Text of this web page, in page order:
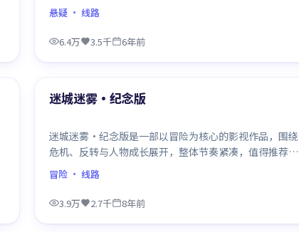
悬疑 · 线路
6.4万 3.5千 6年前
最新
迷城迷雾·纪念版
迷城迷雾·纪念版是一部以冒险为核心的影视作品，围绕
危机、反转与人物成长展开，整体节奏紧凑，值得推荐观
看。
冒险 · 线路
3.9万 2.7千 8年前